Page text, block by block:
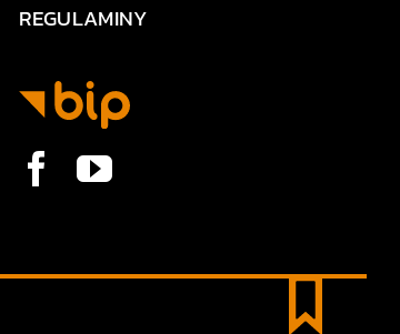
REGULAMINY